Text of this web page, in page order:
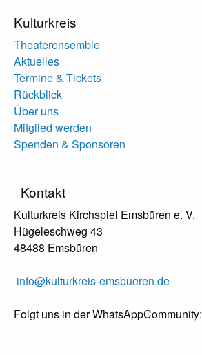
Kulturkreis
Theaterensemble
Aktuelles
Termine & Tickets
Rückblick
Über uns
Mitglied werden
Spenden & Sponsoren
Kontakt
Kulturkreis Kirchspiel Emsbüren e. V.
Hügeleschweg 43
48488 Emsbüren
info@kulturkreis-emsbueren.de
Folgt uns in der WhatsAppCommunity: